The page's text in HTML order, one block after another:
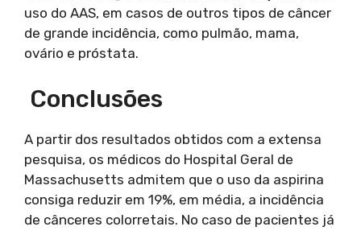
uso do AAS, em casos de outros tipos de câncer
de grande incidência, como pulmão, mama,
ovário e próstata.
Conclusões
A partir dos resultados obtidos com a extensa
pesquisa, os médicos do Hospital Geral de
Massachusetts admitem que o uso da aspirina
consiga reduzir em 19%, em média, a incidência
de cânceres colorretais. No caso de pacientes já